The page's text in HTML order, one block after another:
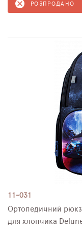
РОЗПРОДАНО
11-031
Ортопедичний
для хлопчика